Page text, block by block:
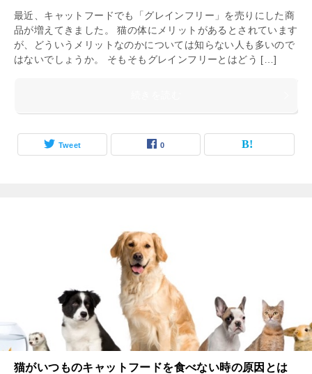
最近、キャットフードでも「グレインフリー」を売りにした商
品が増えてきました。 猫の体にメリットがあるとされています
が、どういうメリットなのかについては知らない人も多いので
はないでしょうか。 そもそもグレインフリーとはどう […]
Tweet 0
猫がいつものキャットフードを食べない時の原因とは